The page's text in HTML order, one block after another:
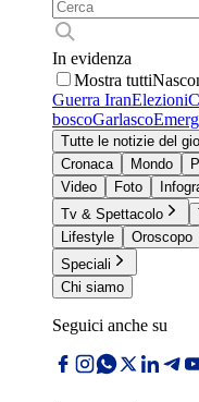
In evidenza
Mostra tutti
Guerra IranElezioni
boscoGarlasco
Tutte le notizie del
Cronaca
Mondo
Video
Foto
Tv & Spettacolo
Lifestyle
Oroscopo
Speciali
Chi siamo
Seguici anche su